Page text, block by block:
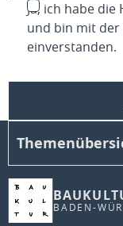
Ja, ich habe die
und bin mit
einverstanden.
BADEN-